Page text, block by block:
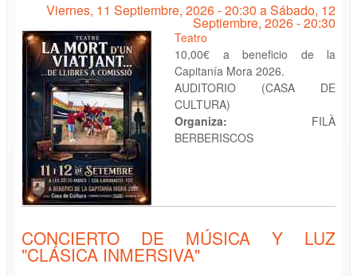
Viernes, 11 Septiembre, 2026 - 20:30 aSábado, 12
Septiembre, 2026 - 20:30
Teatro
10,00€ a beneficio de la
Capitanía Mora 2026.
AUDITORIO (CASA DE
CULTURA)
Organiza: FILÀ
BERBERISCOS
CONCIERTO DE MÚSICA Y LUZ
"CLÁSICA INMERSIVA"